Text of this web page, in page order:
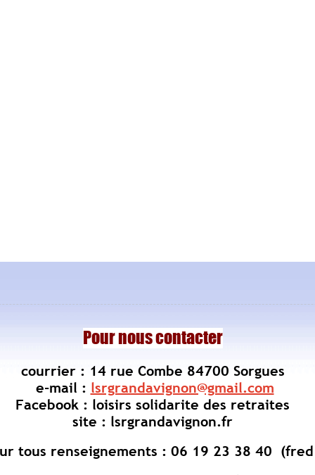
Pour nous contacter
courrier : 14 rue Combe 84700 Sorgues
e-mail : lsrgrandavignon@gmail.com
Facebook : loisirs solidarite des retraites
site : lsrgrandavignon.fr
tous renseignements : 06 19 23 38 40